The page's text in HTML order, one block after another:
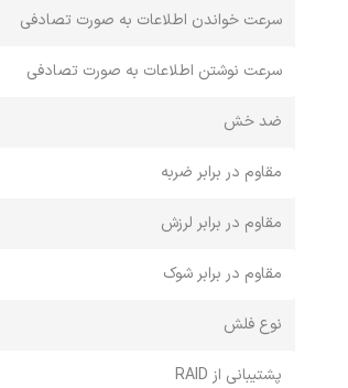
سرعت خواندن اطلاعات به صورت تصادفی
سرعت نوشتن اطلاعات به صورت تصادفی
ضد خش
مقاوم در برابر ضربه
مقاوم در برابر لرزش
مقاوم در برابر شوک
نوع فلش
پشتیبانی از RAID